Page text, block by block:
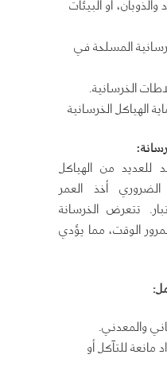
أو البيئات
المسلحة في
الخرسانية.
الهياكل الخرسانية
:
للعديد من الهياكل
أخذ العمر
تتعرض الخرسانة
الوقت، مما يؤدي
:
والمعدني.
مانعة للتآكل أو